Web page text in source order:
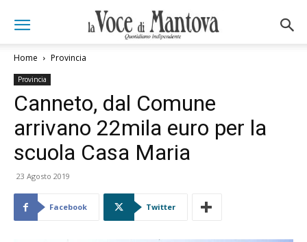
Home Provincia
Provincia
Canneto, dal Comune
arrivano 22mila euro per la
scuola Casa Maria
23 Agosto 2019
Facebook Twitter